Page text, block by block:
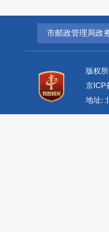
市邮政管理局政
版权
京ICP
地址: